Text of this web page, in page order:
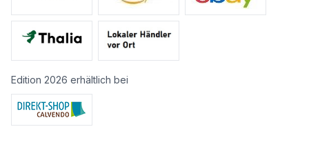
Edition 2026 erhältlich bei